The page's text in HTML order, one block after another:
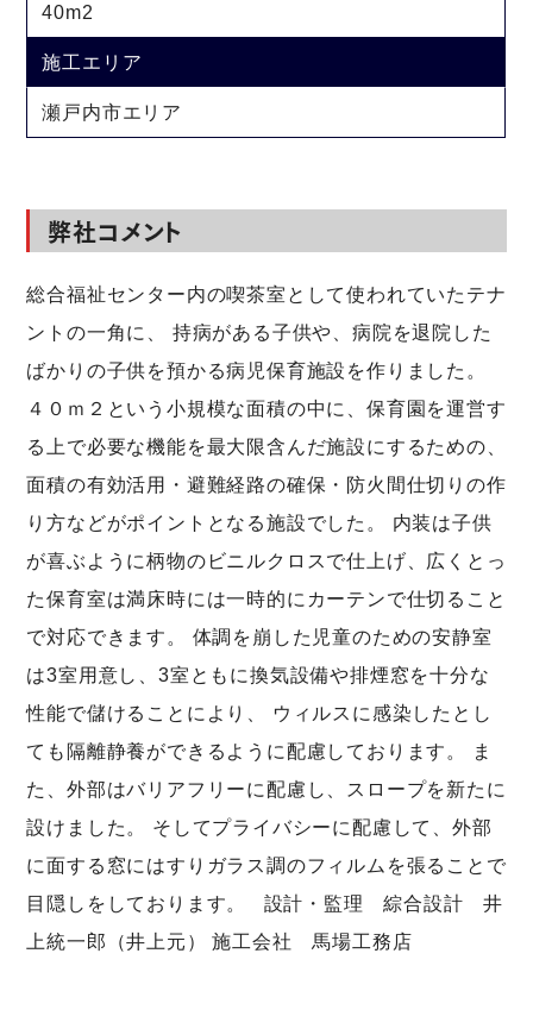
40m2
施工エリア
瀬戸内市エリア
弊社コメント
総合福祉センター内の喫茶室として使われていたテナ
ントの一角に、 持病がある子供や、病院を退院した
ばかりの子供を預かる病児保育施設を作りました。
４０ｍ２という小規模な面積の中に、保育園を運営す
る上で必要な機能を最大限含んだ施設にするための、
面積の有効活用・避難経路の確保・防火間仕切りの作
り方などがポイントとなる施設でした。 内装は子供
が喜ぶように柄物のビニルクロスで仕上げ、広くとっ
た保育室は満床時には一時的にカーテンで仕切ること
で対応できます。 体調を崩した児童のための安静室
は3室用意し、3室ともに換気設備や排煙窓を十分な
性能で儲けることにより、 ウィルスに感染したとし
ても隔離静養ができるように配慮しております。 ま
た、外部はバリアフリーに配慮し、スロープを新たに
設けました。 そしてプライバシーに配慮して、外部
に面する窓にはすりガラス調のフィルムを張ることで
目隠しをしております。 設計・監理 綜合設計 井
上統一郎（井上元） 施工会社 馬場工務店